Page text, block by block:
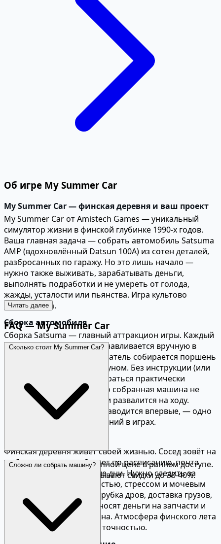
Об игре My Summer Car
My Summer Car — финская деревня и ваш проект
My Summer Car от Amistech Games — уникальный
симулятор жизни в финской глубинке 1990-х годов.
Ваша главная задача — собрать автомобиль Satsuma
AMP (вдохновлённый Datsun 100A) из сотен деталей,
разбросанных по гаражу. Но это лишь начало —
нужно также выживать, зарабатывать деньги,
выполнять подработки и не умереть от голода,
жажды, усталости или пьянства. Игра культово
реалистична.
Сборка автомобиля
Сборка Satsuma — главный аттракцион игры. Каждый
болт, шланг и провод устанавливается вручную в
правильном порядке. Двигатель собирается поршень
за поршнем, шатун за шатуном. Без инструкции (или
гайда из интернета) разобраться практически
невозможно. Неправильно собранная машина не
заведётся, перегреется или развалится на ходу.
Момент, когда двигатель заводится впервые, — одно
из самых приятных ощущений в играх.
Финская деревня живёт своей жизнью. Сосед зовёт на
рыбалку, магазин работает по расписанию, почта
приходит в определённые дни. Нужно следить за
голодом, жаждой, усталостью, стрессом и мочевым
пузырём. Подработки — рубка дров, доставка грузов,
откачка септиков — приносят деньги на запчасти и
бензин. Сауна обязательна. Атмосфера финского лета
передана с невероятной точностью.
Читать далее
FAQ — My Summer Car
Сколько стоит My Summer Car?
Игра продаётся по доступной цене в раннем доступе.
На распродажах Steam бывают скидки до 30-40%.
Сложно ли собрать машину?